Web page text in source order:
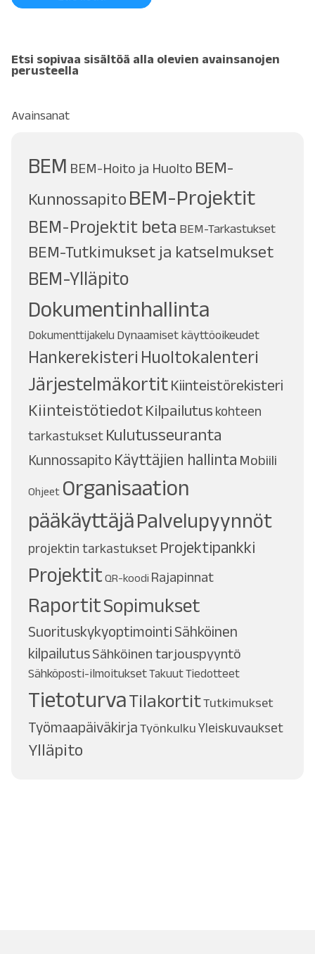
Etsi sopivaa sisältöä alla olevien avainsanojen
perusteella
Avainsanat
BEM BEM-Hoito ja Huolto BEM-
Kunnossapito BEM-Projektit
BEM-Projektit beta BEM-Tarkastukset
BEM-Tutkimukset ja katselmukset
BEM-Ylläpito
Dokumentinhallinta
Dokumenttijakelu Dynaamiset käyttöoikeudet
Hankerekisteri Huoltokalenteri
Järjestelmäkortit Kiinteistörekisteri
Kiinteistötiedot Kilpailutus kohteen
tarkastukset Kulutusseuranta
Kunnossapito Käyttäjien hallinta Mobiili
Ohjeet Organisaation
pääkäyttäjäPalvelupyynnöt
projektin tarkastukset Projektipankki
ProjektitQR-koodi Rajapinnat
RaportitSopimukset
Suorituskykyoptimointi Sähköinen
kilpailutusSähköinen tarjouspyyntö
Sähköposti-ilmoituksetTakuutTiedotteet
TietoturvaTilakortitTutkimukset
TyömaapäiväkirjaTyönkulkuYleiskuvaukset
Ylläpito